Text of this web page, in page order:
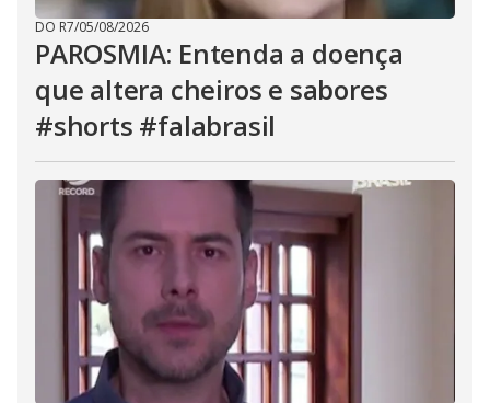
DO R7/05/08/2026
PAROSMIA: Entenda a doença
que altera cheiros e sabores
#shorts #falabrasil